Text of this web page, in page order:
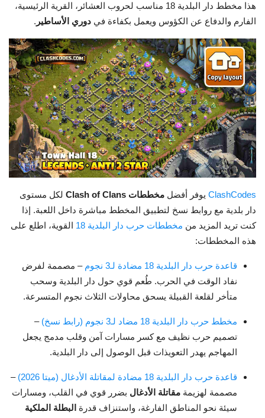
هذا مخطط دار البلدية 18 مناسب لحروب العشائر، القرية الرئيسية،
الفارم والدفاع عن الكؤوس ويعمل بكفاءة في دوري الأساطير .
ClashCodes يوفر أفضل مخططات Clash of Clans
لكل مستوى
دار بلدية مع روابط نسخ لتطبيق المخطط مباشرة داخل اللعبة. إذا
كنت تريد المزيد من مخططات حرب دار البلدية 18
القوية، اطلع على
هذه المخططات:
قاعدة حرب دار البلدية 18 مضادة لـ3 نجوم
– مصممة لفرض
نفاد الوقت في الحرب. طُعم قوي حول دار البلدية وسحب
متأخر لقلعة القبيلة يسحق محاولات الثلاث نجوم المتسرعة.
مخطط حرب دار البلدية 18 مضاد لـ3 نجوم (رابط نسخ)
–
تصميم حرب نظيف مع كسر مسارات آمن وقلب مدمج يجعل
المهاجم يهدر التعويذات قبل الوصول إلى دار البلدية.
قاعدة حرب دار البلدية 18 مضادة لمقاتلة الأدغال (ميتا 2026)
–
مصممة لهزيمة مقاتلة الأدغال بضرر قوي في القلب، ومسارات
سيئة نحو المناطق الفارغة، واستنزاف قدرة البطلة الملكية